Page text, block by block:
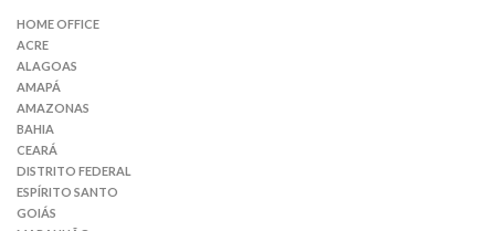
HOME OFFICE
ACRE
ALAGOAS
AMAPÁ
AMAZONAS
BAHIA
CEARÁ
DISTRITO FEDERAL
ESPÍRITO SANTO
GOIÁS